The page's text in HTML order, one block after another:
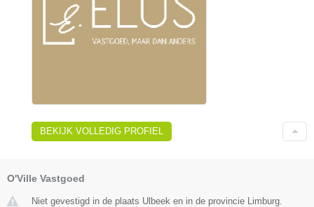
BEKIJK VOLLEDIG PROFIEL
O'Ville Vastgoed
Niet gevestigd in de plaats Ulbeek en in de provincie Limburg.